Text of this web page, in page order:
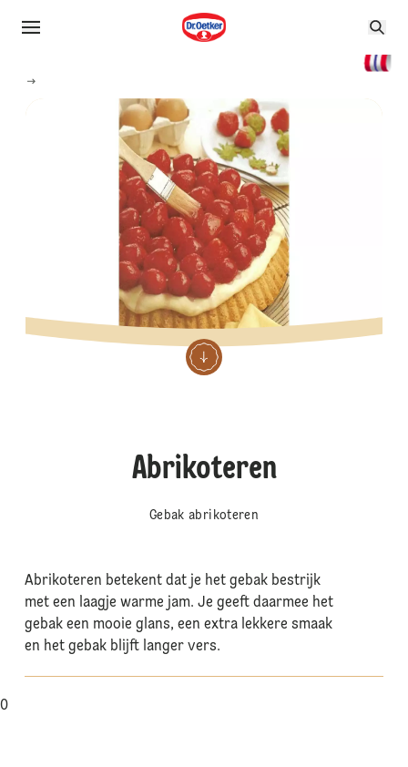
Abrikoteren
Gebak abrikoteren
Abrikoteren betekent dat je het gebak bestrijk
met een laagje warme jam. Je geeft daarmee het
gebak een mooie glans, een extra lekkere smaak
en het gebak blijft langer vers.
0